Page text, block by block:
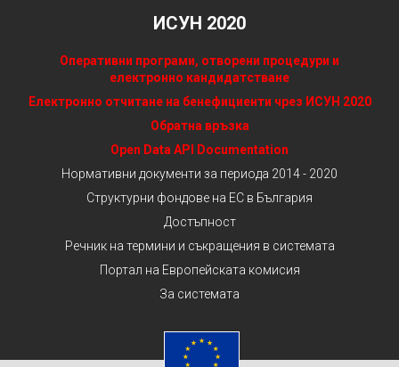
ИСУН 2020
Оперативни програми, отворени процедури и
електронно кандидатстване
Електронно отчитане на бенефициенти чрез ИСУН 2020
Обратна връзка
Open Data API Documentation
Нормативни документи за периода 2014 - 2020
Структурни фондове на ЕС в България
Достъпност
Речник на термини и съкращения в системата
Портал на Европейската комисия
За системата